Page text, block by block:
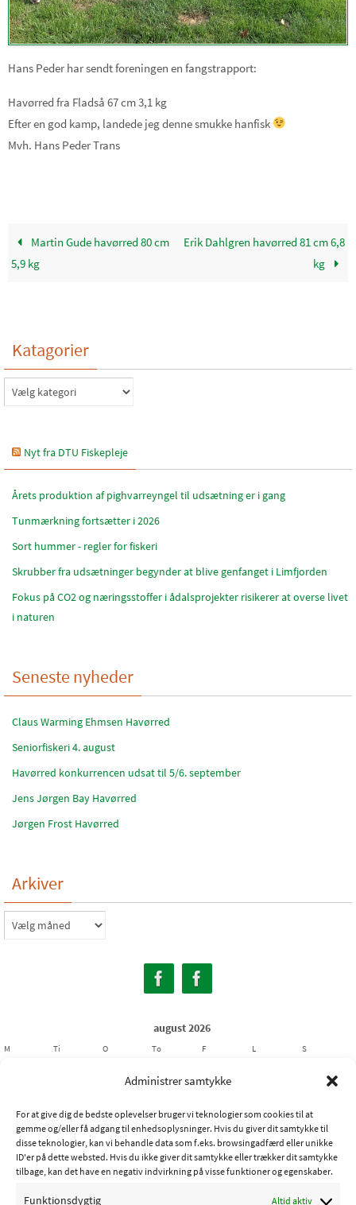
Administrer samtykke
For at give dig de bedste oplevelser bruger vi teknologier som cookies til at
gemme og/eller få adgang til enhedsoplysninger. Hvis du giver dit samtykke til
disse teknologier, kan vi behandle data som f.eks. browsingadfærd eller unikke
ID'er på dette websted. Hvis du ikke giver dit samtykke eller trækker dit samtykke
tilbage, kan det have en negativ indvirkning på visse funktioner og egenskaber.
Funktionsdygtig Altid aktiv
Hans Peder har sendt foreningen en fangstrapport:
Havørred fra Fladså 67 cm 3,1 kg
Efter en god kamp, landede jeg denne smukke hanfisk
Mvh. Hans Peder Trans
Martin Gude havørred 80 cm
5,9 kg
Erik Dahlgren havørred 81 cm 6,8
kg
Katagorier
Katagorier
Nyt fra DTU Fiskepleje
Årets produktion af pighvarreyngel til udsætning er i gang
Tunmærkning fortsætter i 2026
Sort hummer - regler for fiskeri
Skrubber fra udsætninger begynder at blive genfanget i Limfjorden
Fokus på CO2 og næringsstoffer i ådalsprojekter risikerer at overse livet
i naturen
Seneste nyheder
Claus Warming Ehmsen Havørred
Seniorfiskeri 4. august
Havørred konkurrencen udsat til 5/6. september
Jens Jørgen Bay Havørred
Jørgen Frost Havørred
Arkiver
Arkiver
august 2026
M Ti O To F L S
10
11 12 13 14 15
17
18 19 20 21 22
23
24
25 26 27 28 29
30